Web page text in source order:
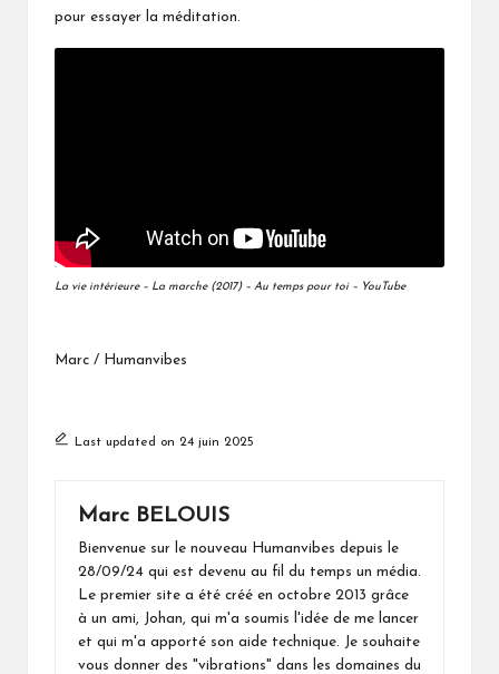
pour essayer la méditation.
La vie intérieure – La marche (2017) – Au temps pour toi – YouTube
Marc / Humanvibes
Last updated on 24 juin 2025
Marc BELOUIS
Bienvenue sur le nouveau Humanvibes depuis le
28/09/24 qui est devenu au fil du temps un média.
Le premier site a été créé en octobre 2013 grâce
à un ami, Johan, qui m'a soumis l'idée de me lancer
et qui m'a apporté son aide technique. Je souhaite
vous donner des "vibrations" dans les domaines du